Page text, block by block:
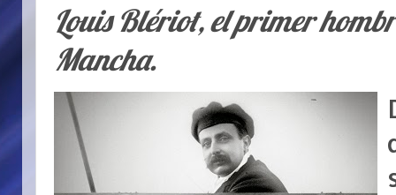
Louis Blériot, el primer
Mancha.